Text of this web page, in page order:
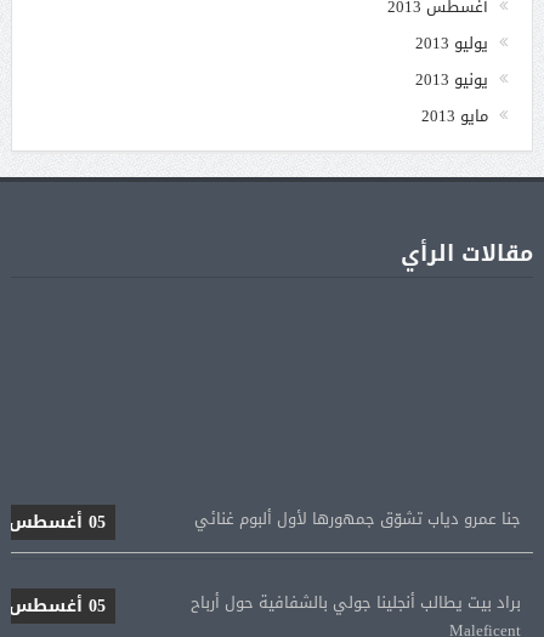
أغسطس 2013
يوليو 2013
يونيو 2013
مايو 2013
مقالات الرأي
Maleficent